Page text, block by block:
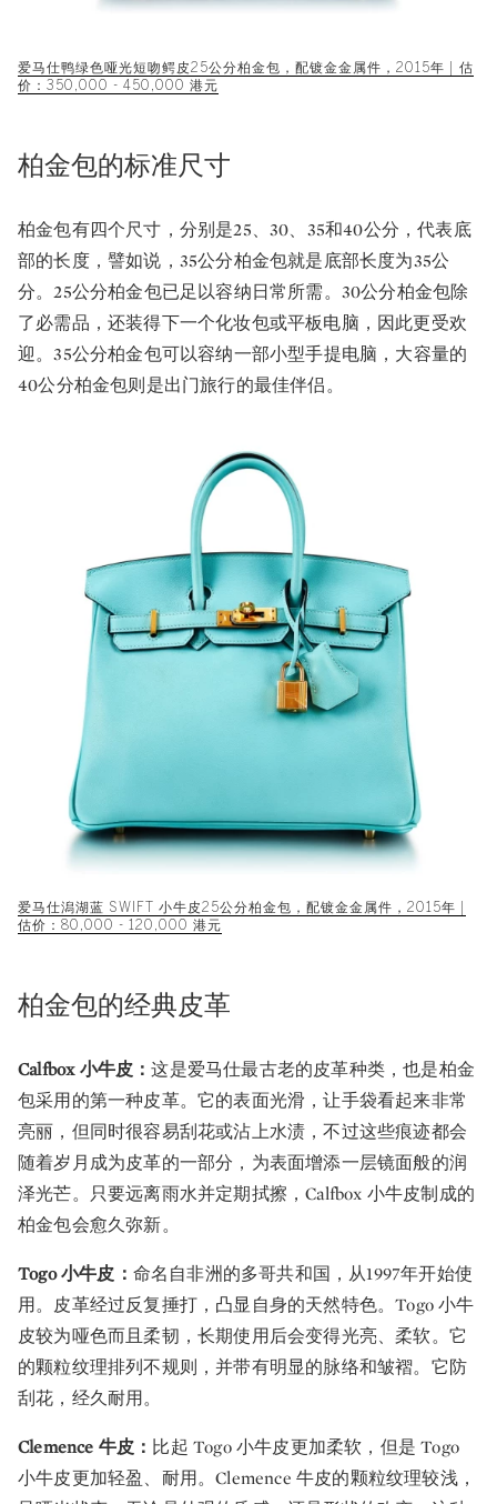
爱马仕鸭绿色哑光短吻鳄皮25公分柏金包，配镀金金属件，2015年 | 估
价：350,000 - 450,000 港元
柏金包的标准尺寸
柏金包有四个尺寸，分别是25、30、35和40公分，代表底
部的长度，譬如说，35公分柏金包就是底部长度为35公
分。25公分柏金包已足以容纳日常所需。30公分柏金包除
了必需品，还装得下一个化妆包或平板电脑，因此更受欢
迎。35公分柏金包可以容纳一部小型手提电脑，大容量的
40公分柏金包则是出门旅行的最佳伴侣。
爱马仕潟湖蓝 SWIFT 小牛皮25公分柏金包，配镀金金属件，2015年 |
估价：80,000 - 120,000 港元
柏金包的经典皮革
Calfbox 小牛皮：这是爱马仕最古老的皮革种类，也是柏金
包采用的第一种皮革。它的表面光滑，让手袋看起来非常
亮丽，但同时很容易刮花或沾上水渍，不过这些痕迹都会
随着岁月成为皮革的一部分，为表面增添一层镜面般的润
泽光芒。只要远离雨水并定期拭擦，Calfbox 小牛皮制成的
柏金包会愈久弥新。
Togo 小牛皮： 命名自非洲的多哥共和国，从1997年开始使
用。皮革经过反复捶打，凸显自身的天然特色。Togo 小牛
皮较为哑色而且柔韧，长期使用后会变得光亮、柔软。它
的颗粒纹理排列不规则，并带有明显的脉络和皱褶。它防
刮花，经久耐用。
Clemence 牛皮： 比起 Togo 小牛皮更加柔软，但是 Togo
小牛皮更加轻盈、耐用。Clemence 牛皮的颗粒纹理较浅，